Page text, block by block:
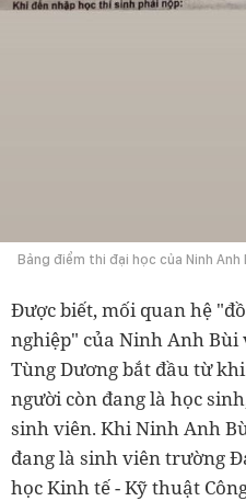
Bảng điểm thi đại học của Ninh Anh
Được biết, mối quan hệ
nghiệp" của Ninh Anh Bùi
Tùng Dương bắt đầu từ
người còn đang là học
sinh viên. Khi Ninh Anh
đang là sinh viên trường
học Kinh tế - Kỹ thuật